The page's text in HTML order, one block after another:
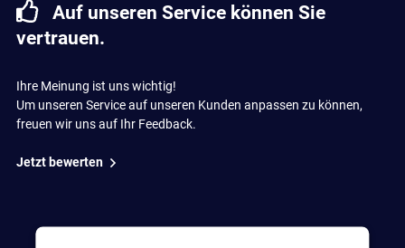
Auf unseren Service können Sie
vertrauen.
Ihre Meinung ist uns wichtig!
Um unseren Service auf unseren Kunden anpassen zu können,
freuen wir uns auf Ihr Feedback.
Jetzt bewerten